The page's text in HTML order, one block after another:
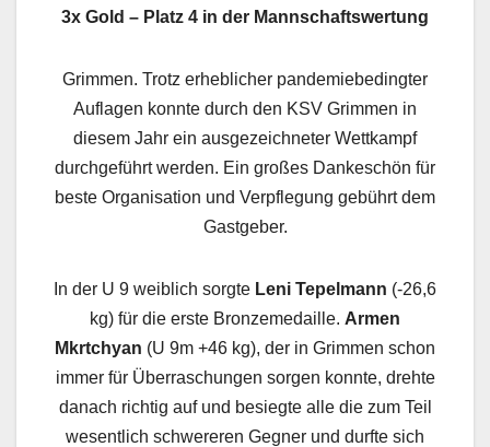
3x Gold – Platz 4 in der Mannschaftswertung
Grimmen. Trotz erheblicher pandemiebedingter
Auflagen konnte durch den KSV Grimmen in
diesem Jahr ein ausgezeichneter Wettkampf
durchgeführt werden. Ein großes Dankeschön für
beste Organisation und Verpflegung gebührt dem
Gastgeber.
In der U 9 weiblich sorgte Leni Tepelmann (-26,6
kg) für die erste Bronzemedaille. Armen
Mkrtchyan (U 9m +46 kg), der in Grimmen schon
immer für Überraschungen sorgen konnte, drehte
danach richtig auf und besiegte alle die zum Teil
wesentlich schwereren Gegner und durfte sich